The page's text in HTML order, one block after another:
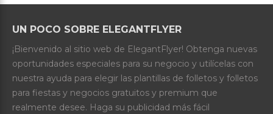
UN POCO SOBRE ELEGANTFLYER
¡Bienvenido al sitio web de ElegantFlyer! Obtenga nuevas
oportunidades especiales para su negocio y utilícelas con
nuestra ayuda para elegir las plantillas de folletos y folletos
para fiestas y negocios gratuitos y premium que
realmente desee. Haga su publicidad más fácil